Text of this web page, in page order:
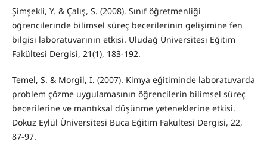
Şimşekli, Y. & Çalış, S. (2008). Sınıf öğretmenliği
öğrencilerinde bilimsel süreç becerilerinin gelişimine fen
bilgisi laboratuvarının etkisi. Uludağ Üniversitesi Eğitim
Fakültesi Dergisi, 21(1), 183-192.
Temel, S. & Morgil, İ. (2007). Kimya eğitiminde laboratuvarda
problem çözme uygulamasının öğrencilerin bilimsel süreç
becerilerine ve mantıksal düşünme yeteneklerine etkisi.
Dokuz Eylül Üniversitesi Buca Eğitim Fakültesi Dergisi, 22,
87-97.